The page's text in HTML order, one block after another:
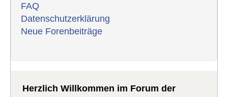
FAQ
Datenschutzerklärung
Neue Forenbeiträge
Herzlich Willkommen im Forum der